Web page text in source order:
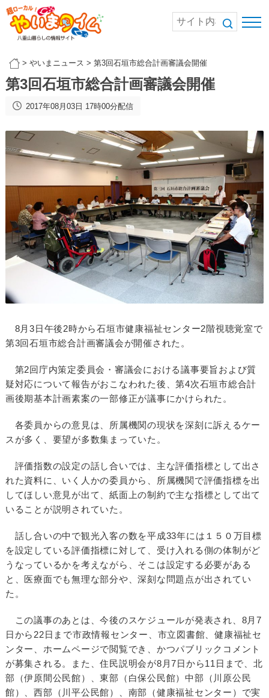
> やいまニュース > 第3回石垣市総合計画審議会開催
第3回石垣市総合計画審議会開催
2017年08月03日 17時00分配信
8月3日午後2時から石垣市健康福祉センター2階視聴覚室で
第3回石垣市総合計画審議会が開催された。
第2回庁内策定委員会・審議会における議事要旨および質
疑対応について報告がおこなわれた後、第4次石垣市総合計
画後期基本計画素案の一部修正が議事にかけられた。
各委員からの意見は、所属機関の現状を深刻に訴えるケー
スが多く、要望が多数集まっていた。
評価指数の設定の話し合いでは、主な評価指標として出さ
れた資料に、いく人かの委員から、所属機関で評価指標を出
してほしい意見が出て、紙面上の制約で主な指標として出て
いることが説明されていた。
話し合いの中で観光入客の数を平成33年には１５０万目標
を設定している評価指標に対して、受け入れる側の体制がど
うなっているかを考えながら、そこは設定する必要がある
と、医療面でも無理な部分や、深刻な問題点が出されてい
た。
この議事のあとは、今後のスケジュールが発表され、8月7
日から22日まで市政情報センター、市立図書館、健康福祉セ
ンター、ホームページで閲覧でき、かつパブリックコメント
が募集される。また、住民説明会が8月7日から11日まで、北
部（伊原間公民館）、東部（白保公民館）中部（川原公民
館）、西部（川平公民館）、南部（健康福祉センター）で実